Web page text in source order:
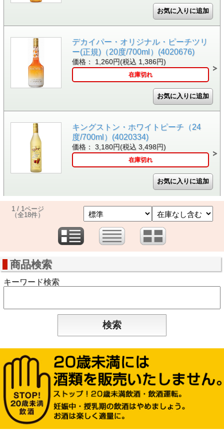
デカイパー・オリジナル・ピーチツリ
ー(正規)（20度/700ml）(4020676)
価格： 1,260円(税込 1,386円)
在庫切れ
キングストン・ホワイトピーチ（24
度/700ml）(4020334)
価格： 3,180円(税込 3,498円)
在庫切れ
1 / 1ページ
（全18件）
商品検索
キーワード検索